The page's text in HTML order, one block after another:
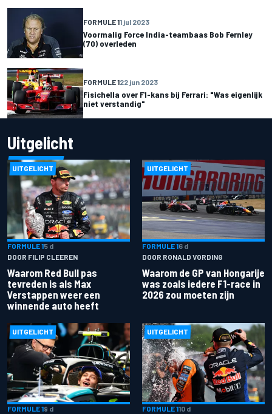
FORMULE 11 jul 2023
Voormalig Force India-teambaas Bob Fernley
(70) overleden
FORMULE 122 jun 2023
Fisichella over F1-kans bij Ferrari: "Was eigenlijk
niet verstandig"
Uitgelicht
UITGELICHT
FORMULE 15 d
DOOR FILIP CLEEREN
Waarom Red Bull pas
tevreden is als Max
Verstappen weer een
winnende auto heeft
UITGELICHT
FORMULE 16 d
DOOR RONALD VORDING
Waarom de GP van Hongarije
was zoals iedere F1-race in
2026 zou moeten zijn
UITGELICHT
FORMULE 19 d
UITGELICHT
FORMULE 110 d